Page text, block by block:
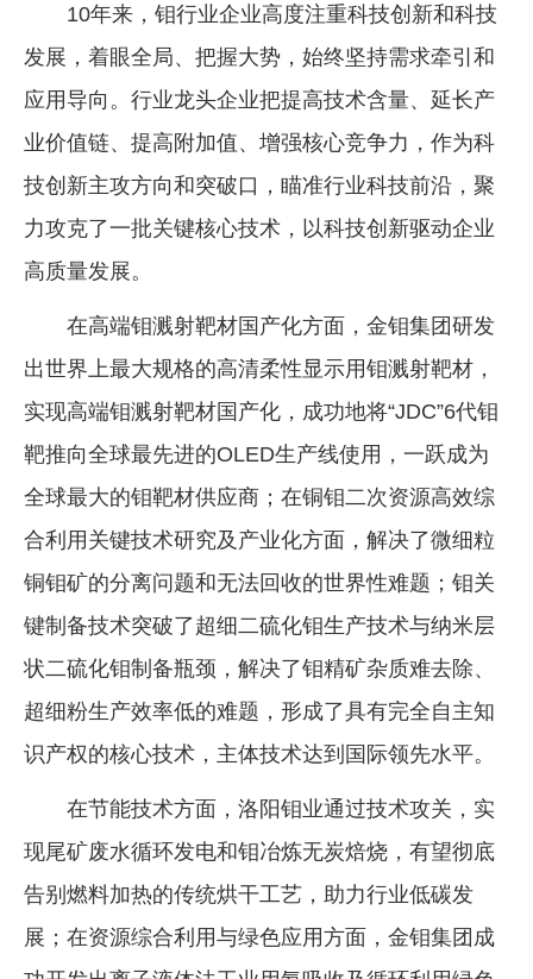
10年来，钼行业企业高度注重科技创新和科技
发展，着眼全局、把握大势，始终坚持需求牵引和
应用导向。行业龙头企业把提高技术含量、延长产
业价值链、提高附加值、增强核心竞争力，作为科
技创新主攻方向和突破口，瞄准行业科技前沿，聚
力攻克了一批关键核心技术，以科技创新驱动企业
高质量发展。
在高端钼溅射靶材国产化方面，金钼集团研发
出世界上最大规格的高清柔性显示用钼溅射靶材，
实现高端钼溅射靶材国产化，成功地将“JDC”6代钼
靶推向全球最先进的OLED生产线使用，一跃成为
全球最大的钼靶材供应商；在铜钼二次资源高效综
合利用关键技术研究及产业化方面，解决了微细粒
铜钼矿的分离问题和无法回收的世界性难题；钼关
键制备技术突破了超细二硫化钼生产技术与纳米层
状二硫化钼制备瓶颈，解决了钼精矿杂质难去除、
超细粉生产效率低的难题，形成了具有完全自主知
识产权的核心技术，主体技术达到国际领先水平。
在节能技术方面，洛阳钼业通过技术攻关，实
现尾矿废水循环发电和钼冶炼无炭焙烧，有望彻底
告别燃料加热的传统烘干工艺，助力行业低碳发
展；在资源综合利用与绿色应用方面，金钼集团成